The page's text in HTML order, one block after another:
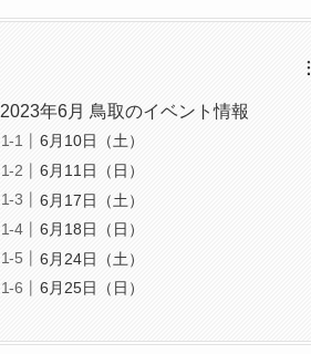
2023年6月 鳥取のイベント情報
6月10日（土）
6月11日（日）
6月17日（土）
6月18日（日）
6月24日（土）
6月25日（日）